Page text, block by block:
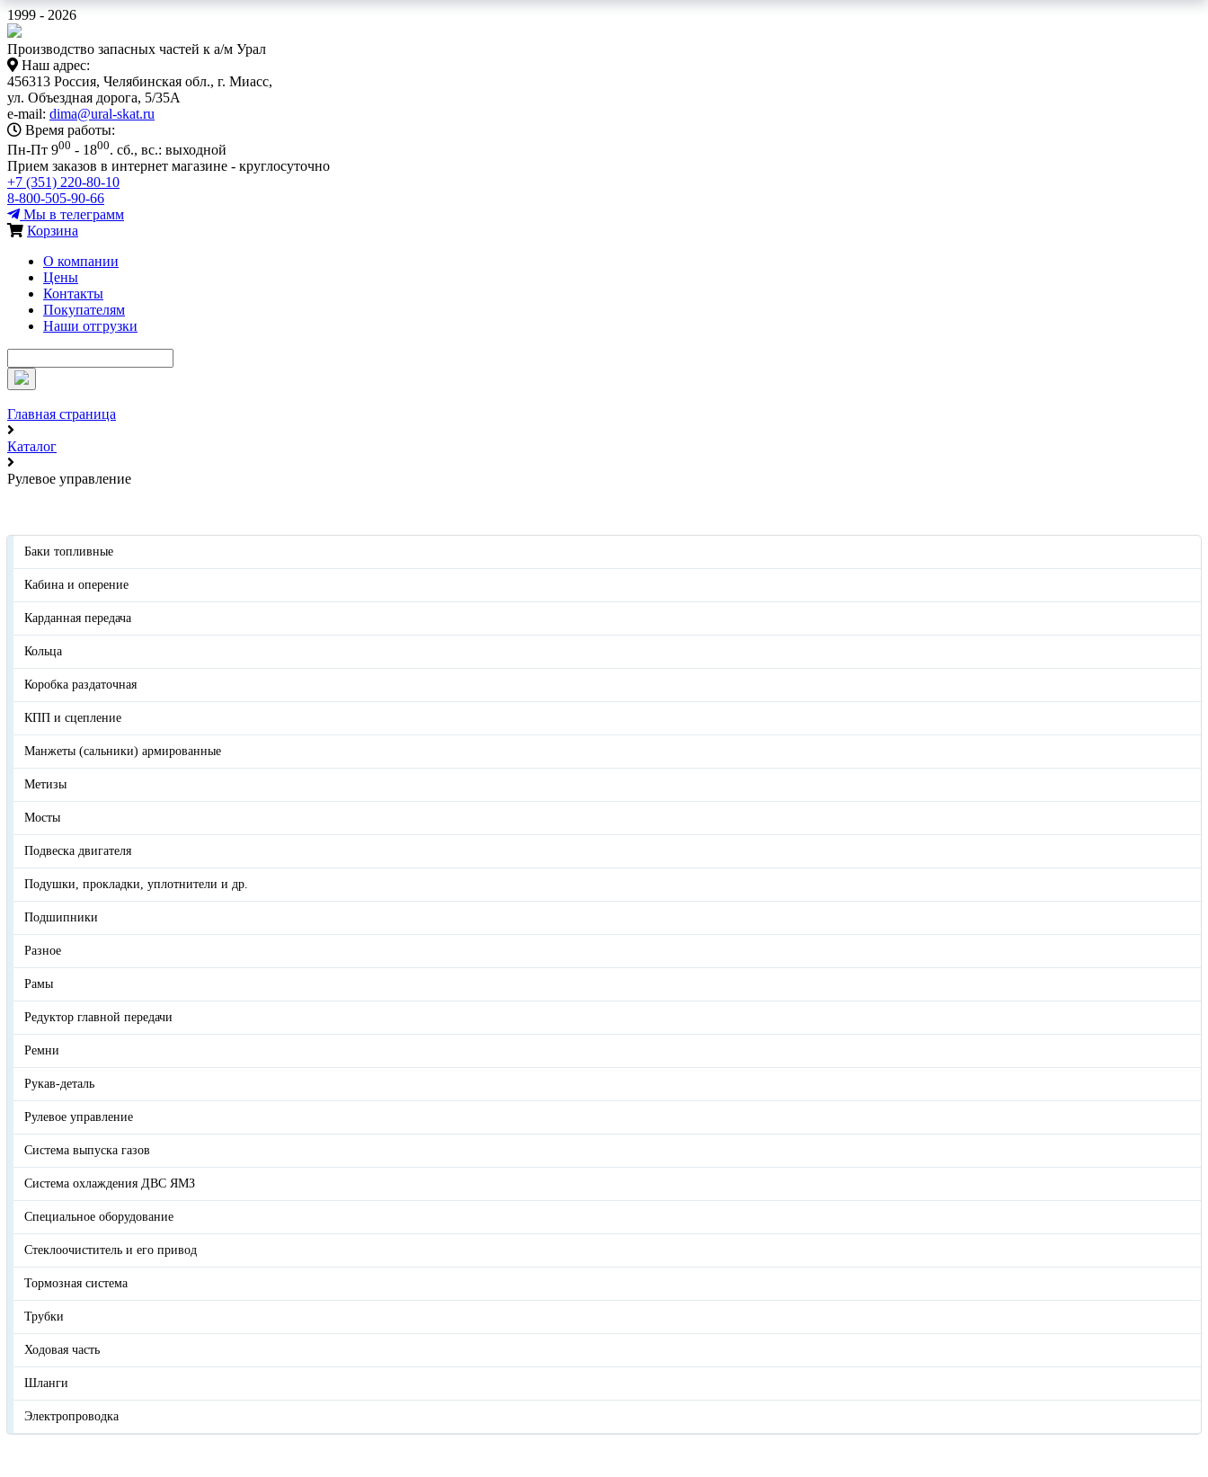
1999 - 2026
Производство запасных частей к а/м Урал
Наш адрес:
456313 Россия, Челябинская обл., г. Миасс,
ул. Объездная дорога, 5/35А
e-mail: dima@ural-skat.ru
Время работы:
Пн-Пт 900 - 1800. сб., вс.: выходной
Прием заказов в интернет магазине - круглосуточно
+7 (351) 220-80-10
8-800-505-90-66
Мы в телеграмм
Корзина
О компании
Цены
Контакты
Покупателям
Наши отгрузки
Главная страница
Каталог
Рулевое управление
Баки топливные
Кабина и оперение
Карданная передача
Кольца
Коробка раздаточная
КПП и сцепление
Манжеты (сальники) армированные
Метизы
Мосты
Подвеска двигателя
Подушки, прокладки, уплотнители и др.
Подшипники
Разное
Рамы
Редуктор главной передачи
Ремни
Рукав-деталь
Рулевое управление
Система выпуска газов
Система охлаждения ДВС ЯМЗ
Специальное оборудование
Стеклоочиститель и его привод
Тормозная система
Трубки
Ходовая часть
Шланги
Электропроводка